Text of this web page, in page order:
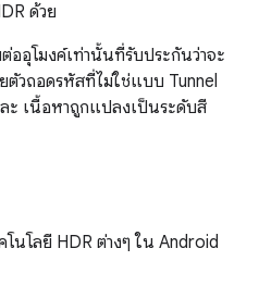
ด้วย
ออุโมงค์เท่านั้นที่รับประกันว่าจะ
ตัวถอดรหัสที่ไม่ใช่แบบ Tunnel
ะ เนื้อหาถูกแปลงเป็นระดับสี
นโลยี HDR ต่างๆ ใน Android